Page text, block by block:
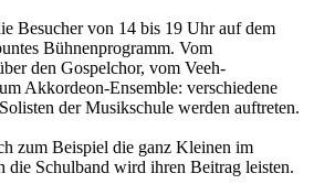
Besucher von 14 bis 19 Uhr auf dem
Bühnenprogramm. Vom
den Gospelchor, vom Veeh-
Akkordeon-Ensemble: verschiedene
der Musikschule werden auftreten.
zum Beispiel die ganz Kleinen im
die Schulband wird ihren Beitrag leisten.
Statistiken
@NM
Freizeit
Leute
Tiere
Schule
Eilmeldungen